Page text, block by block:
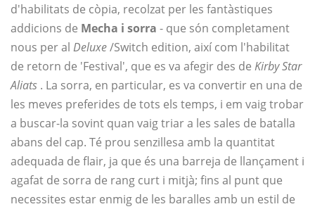
d'habilitats de còpia, recolzat per les fantàstiques
addicions de Mecha i sorra - que són completament
nous per al Deluxe/Switch edition, així com l'habilitat
de retorn de 'Festival', que es va afegir des de Kirby Star
Aliats . La sorra, en particular, es va convertir en una de
les meves preferides de tots els temps, i em vaig trobar
a buscar-la sovint quan vaig triar a les sales de batalla
abans del cap. Té prou senzillesa amb la quantitat
adequada de flair, ja que és una barreja de llançament i
agafat de sorra de rang curt i mitjà; fins al punt que
necessites estar enmig de les baralles amb un estil de